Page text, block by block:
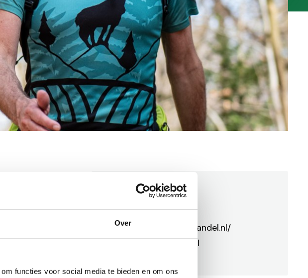
Over
functies voor social media te bieden en om ons
ligt op de
beginnende
je zo goed
in bergachtig
en
vragen.
Bart Putman
https://www.bart-wandel.nl/
info@bart-wandel.nl